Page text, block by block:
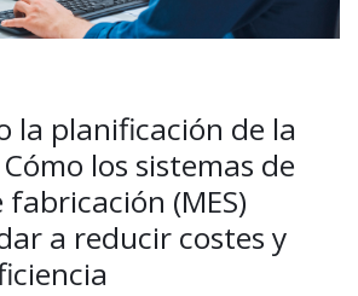
la planificación de la
los sistemas de
(MES)
a reducir costes y